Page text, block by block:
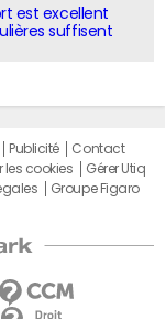
est excellent
suffisent
Publicité
Contact
les cookies
Gérer Utiq
Groupe Figaro